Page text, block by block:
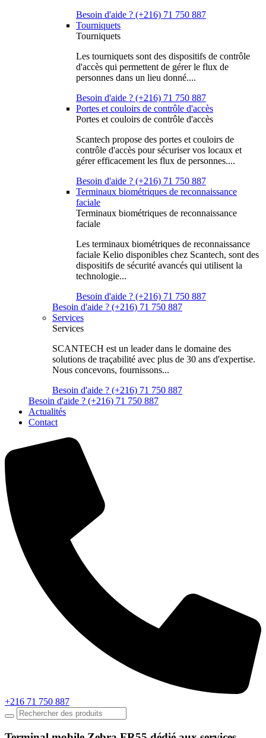
Besoin d'aide ? (+216) 71 750 887
Tourniquets
Tourniquets
Les tourniquets sont des dispositifs de contrôle
d'accès qui permettent de gérer le flux de
personnes dans un lieu donné....
Besoin d'aide ? (+216) 71 750 887
Portes et couloirs de contrôle d'accès
Portes et couloirs de contrôle d'accès
Scantech propose des portes et couloirs de
contrôle d'accès pour sécuriser vos locaux et
gérer efficacement les flux de personnes....
Besoin d'aide ? (+216) 71 750 887
Terminaux biométriques de reconnaissance
faciale
Terminaux biométriques de reconnaissance
faciale
Les terminaux biométriques de reconnaissance
faciale Kelio disponibles chez Scantech, sont des
dispositifs de sécurité avancés qui utilisent la
technologie...
Besoin d'aide ? (+216) 71 750 887
Besoin d'aide ? (+216) 71 750 887
Services
Services
SCANTECH est un leader dans le domaine des
solutions de traçabilité avec plus de 30 ans d'expertise.
Nous concevons, fournissons...
Besoin d'aide ? (+216) 71 750 887
Besoin d'aide ? (+216) 71 750 887
Actualités
Contact
+216 71 750 887